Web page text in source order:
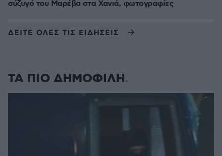
σύζυγό του Μαρέβα στα Χανιά, φωτογραφίες
ΔΕΙΤΕ ΟΛΕΣ ΤΙΣ ΕΙΔΗΣΕΙΣ
ΤΑ ΠΙΟ ΔΗΜΟΦΙΛΗ